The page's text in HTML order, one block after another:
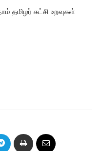
தமிழர் கட்சி உறவுகள்